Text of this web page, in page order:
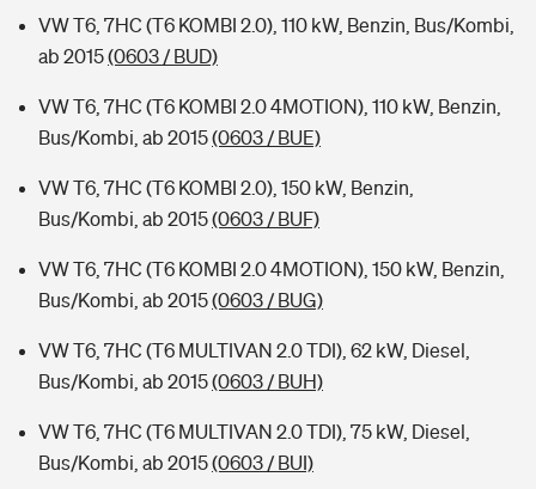
VW T6, 7HC (T6 KOMBI 2.0), 110 kW, Benzin, Bus/Kombi,
ab 2015(0603 / BUD)
VW T6, 7HC (T6 KOMBI 2.0 4MOTION), 110 kW, Benzin,
Bus/Kombi, ab 2015(0603 / BUE)
VW T6, 7HC (T6 KOMBI 2.0), 150 kW, Benzin,
Bus/Kombi, ab 2015(0603 / BUF)
VW T6, 7HC (T6 KOMBI 2.0 4MOTION), 150 kW, Benzin,
Bus/Kombi, ab 2015(0603 / BUG)
VW T6, 7HC (T6 MULTIVAN 2.0 TDI), 62 kW, Diesel,
Bus/Kombi, ab 2015(0603 / BUH)
VW T6, 7HC (T6 MULTIVAN 2.0 TDI), 75 kW, Diesel,
Bus/Kombi, ab 2015(0603 / BUI)